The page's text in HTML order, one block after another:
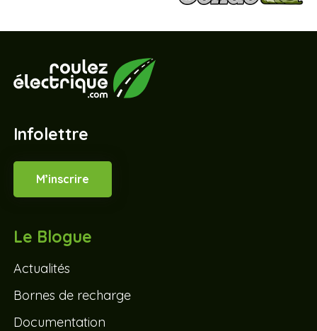
Infolettre
M’inscrire
Le Blogue
Actualités
Bornes de recharge
Documentation